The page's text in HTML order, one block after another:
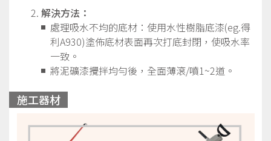
解決方法：
處理吸水不均的底材：使用水性樹脂底漆(eg.得
利A930)塗佈底材表面再次打底封閉，使吸水率
一致。
將泥礦漆攪拌均勻後，全面薄滾/噴1~2道。
施工器材